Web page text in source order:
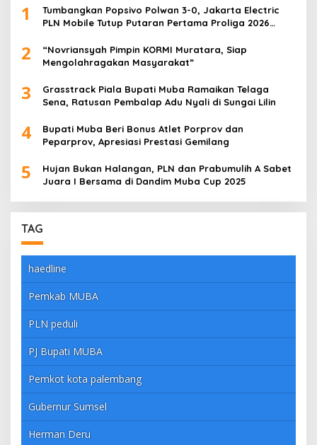
1
Tumbangkan Popsivo Polwan 3-0, Jakarta Electric
PLN Mobile Tutup Putaran Pertama Proliga 2026
2
“Novriansyah Pimpin KORMI Muratara, Siap
Mengolahragakan Masyarakat”
3
Grasstrack Piala Bupati Muba Ramaikan Telaga
Sena, Ratusan Pembalap Adu Nyali di Sungai Lilin
4
Bupati Muba Beri Bonus Atlet Porprov dan
Peparprov, Apresiasi Prestasi Gemilang
5
Hujan Bukan Halangan, PLN dan Prabumulih A Sabet
Juara I Bersama di Dandim Muba Cup 2025
TAG
haedline
Pemkab MUBA
PLN peduli
PJ Bupati MUBA
Pemkot kota palembang
Gubernur Sumsel
Herman Deru